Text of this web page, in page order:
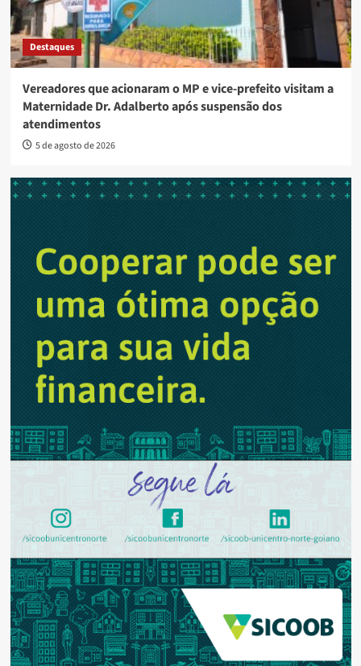
Destaques
Vereadores que acionaram o MP e vice-prefeito visitam a
Maternidade Dr. Adalberto após suspensão dos
atendimentos
5 de agosto de 2026